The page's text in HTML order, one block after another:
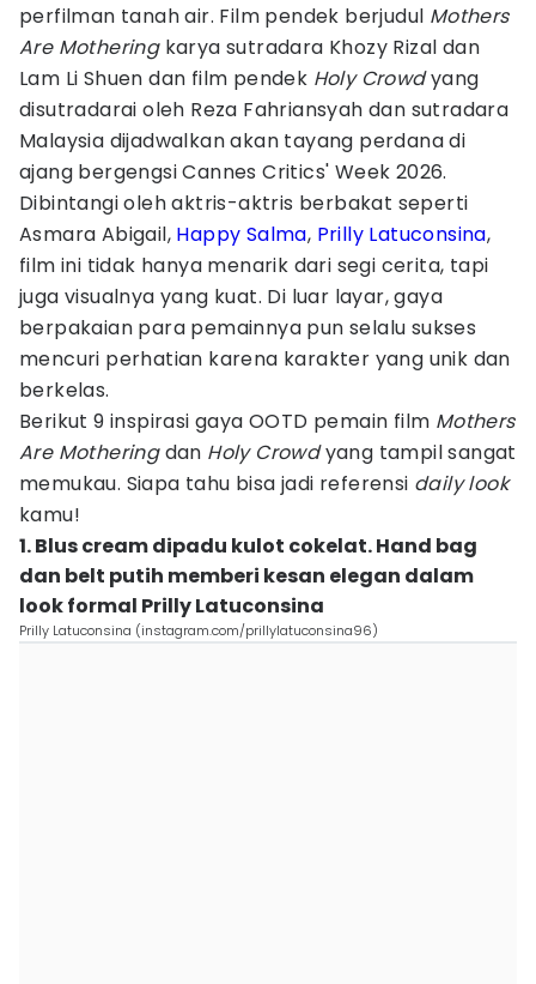
perfilman tanah air. Film pendek berjudul Mothers
Are Motheringkarya sutradara Khozy Rizal dan
Lam Li Shuen dan film pendek Holy Crowdyang
disutradarai oleh Reza Fahriansyah dan sutradara
Malaysia dijadwalkan akan tayang perdana di
ajang bergengsi Cannes Critics' Week 2026.
Dibintangi oleh aktris-aktris berbakat seperti
Asmara Abigail, Happy Salma, Prilly Latuconsina,
film ini tidak hanya menarik dari segi cerita, tapi
juga visualnya yang kuat. Di luar layar, gaya
berpakaian para pemainnya pun selalu sukses
mencuri perhatian karena karakter yang unik dan
berkelas.
Berikut 9 inspirasi gaya OOTD pemain film Mothers
Are Motheringdan Holy Crowdyang tampil sangat
memukau. Siapa tahu bisa jadi referensi daily look
kamu!
1. Blus cream dipadu kulot cokelat. Hand bag
dan belt putih memberi kesan elegan dalam
look formal Prilly Latuconsina
Prilly Latuconsina (instagram.com/prillylatuconsina96)